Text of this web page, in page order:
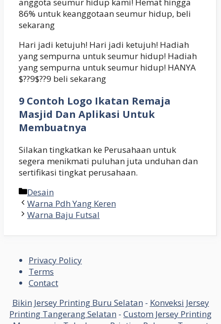
anggota seumur hidup kami! Hemat hingga
86% untuk keanggotaan seumur hidup, beli
sekarang
Hari jadi ketujuh! Hari jadi ketujuh! Hadiah
yang sempurna untuk seumur hidup! Hadiah
yang sempurna untuk seumur hidup! HANYA
$??9$??9 beli sekarang
9 Contoh Logo Ikatan Remaja
Masjid Dan Aplikasi Untuk
Membuatnya
Silakan tingkatkan ke Perusahaan untuk
segera menikmati puluhan juta unduhan dan
sertifikasi tingkat perusahaan.
Kategori
Desain
Warna Pdh Yang Keren
Warna Baju Futsal
Privacy Policy
Terms
Contact
Bikin Jersey Printing Buru Selatan - Konveksi Jersey
Printing Tangerang Selatan - Custom Jersey Printing